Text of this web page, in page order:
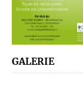
GALERIE